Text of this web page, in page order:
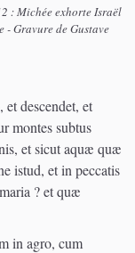
: Michée exhorte Israël
- Gravure de Gustave
descendet, et
montes subtus
et sicut aquæ quæ
istud, et in peccatis
? et quæ
in agro, cum